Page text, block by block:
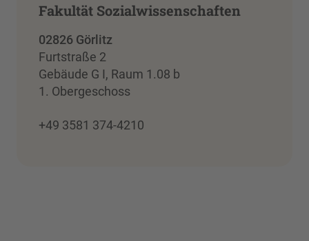
Fakultät Sozialwissenschaften
02826 Görlitz
Furtstraße 2
Gebäude G I, Raum 1.08 b
1. Obergeschoss
+49 3581 374-4210